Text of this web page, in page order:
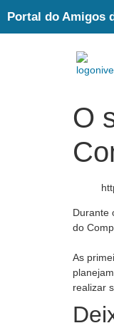
Portal do Amigos
O
Durante
do
As
realizar